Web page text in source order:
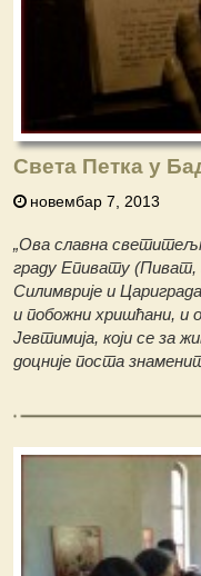
Света Петка у
новембар 7, 2013
„Ова cлавна
граду Епивату (Пиват,
Силимврије и
и побожни хришћани, и
Јевтимија, који cе за
доцније поcта